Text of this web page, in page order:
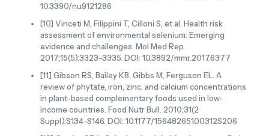
10.3390/nu9121286
[10] Vinceti M, Filippini T, Cilloni S, et al. Health risk
assessment of environmental selenium: Emerging
evidence and challenges. Mol Med Rep.
2017;15(5):3323-3335. DOI: 10.3892/mmr.2017.6377
[11] Gibson RS, Bailey KB, Gibbs M, Ferguson EL. A
review of phytate, iron, zinc, and calcium concentrations
in plant-based complementary foods used in low-
income countries. Food Nutr Bull. 2010;31(2
Suppl):S134-S146. DOI: 10.1177/15648265100312S206